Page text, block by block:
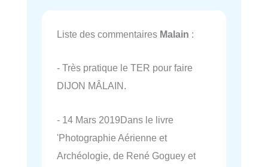
Liste des commentaires Malain :
- Très pratique le TER pour faire
DIJON MÂLAIN.
- 14 Mars 2019Dans le livre
'Photographie Aérienne et
Archéologie, de René Goguey et